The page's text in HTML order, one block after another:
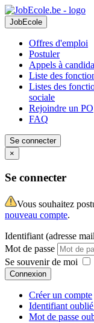
JobEcole
Offres d'emploi
Postuler
Appels à
Liste des
Listes des
sociale
Rejoindre un PO
FAQ
Se connecter
×
Se connecter
Vous souhaitez
nouveau compte.
Identifiant (adresse
Mot de passe
Se souvenir de moi
Connexion
Créer un compte
Identifiant
Mot de passe